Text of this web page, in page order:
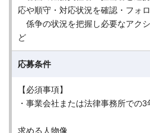
応や順守・対応状況を確認・フォ
係争の状況を把握し必要なアク
ど
応募条件
【必須事項】
・事業会社または法律事務所での
求める人物像